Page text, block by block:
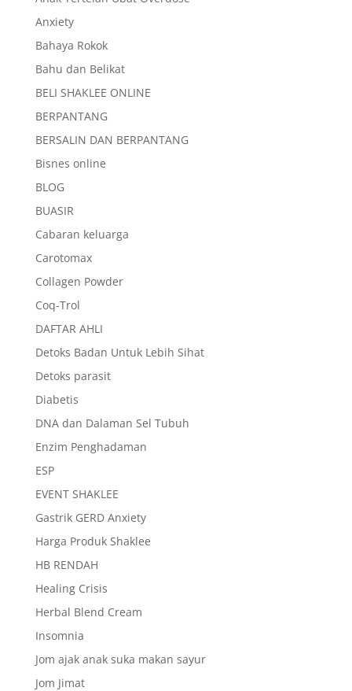
Anxiety
Bahaya Rokok
Bahu dan Belikat
BELI SHAKLEE ONLINE
BERPANTANG
BERSALIN DAN BERPANTANG
Bisnes online
BLOG
BUASIR
Cabaran keluarga
Carotomax
Collagen Powder
Coq-Trol
DAFTAR AHLI
Detoks Badan Untuk Lebih Sihat
Detoks parasit
Diabetis
DNA dan Dalaman Sel Tubuh
Enzim Penghadaman
ESP
EVENT SHAKLEE
Gastrik GERD Anxiety
Harga Produk Shaklee
HB RENDAH
Healing Crisis
Herbal Blend Cream
Insomnia
Jom ajak anak suka makan sayur
Jom Jimat